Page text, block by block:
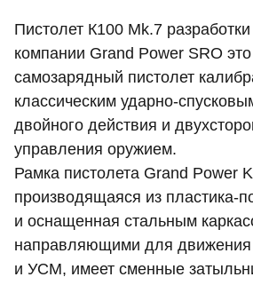
Пистолет К100 Mk.7
компании Grand Power SRO
самозарядный пистолет
классическим ударно-
двойного действия и
управления оружием.
Рамка пистолета Grand Power
производящаяся из пластика-
и оснащенная стальным
направляющими для движения
и УСМ, имеет сменные